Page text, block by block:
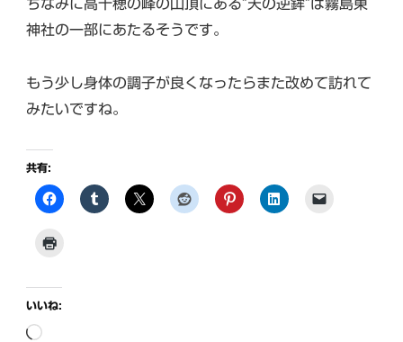
ちなみに高千穂の峰の山頂にある”天の逆鉾”は霧島東
神社の一部にあたるそうです。
もう少し身体の調子が良くなったらまた改めて訪れて
みたいですね。
共有:
いいね:
読